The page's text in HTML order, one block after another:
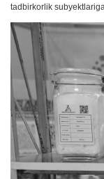
tadbirkorlik